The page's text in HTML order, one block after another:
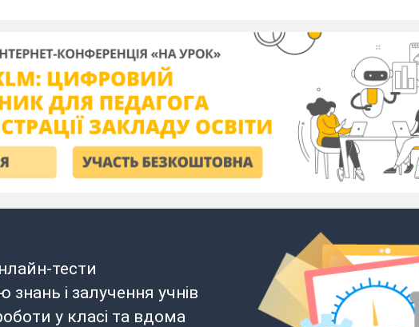
тести
і залучення учнів
у класі та вдома